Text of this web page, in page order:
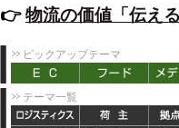
👉️物流の価値「伝え
ピックアップテーマ
テーマ一覧